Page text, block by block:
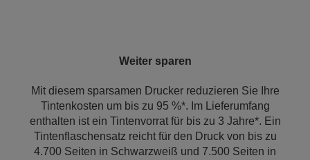
Weiter sparen
Mit diesem sparsamen Drucker reduzieren Sie Ihre
Tintenkosten um bis zu 95 %*. Im Lieferumfang
enthalten ist ein Tintenvorrat für bis zu 3 Jahre*. Ein
Tintenflaschensatz reicht für den Druck von bis zu
4.700 Seiten in Schwarzweiß und 7.500 Seiten in